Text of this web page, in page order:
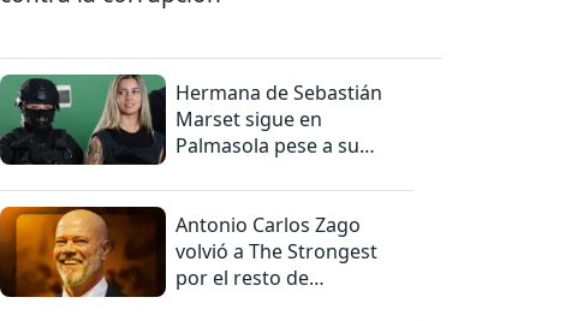
Hermana de Sebastián
Marset sigue en
Palmasola pese a su
Antonio Carlos Zago
volvió a The Strongest
por el resto de